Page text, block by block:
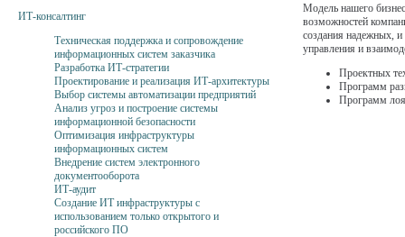
ИТ-консалтинг
Техническая поддержка и сопровождение
информационных систем заказчика
Разработка ИТ-стратегии
Проектирование и реализация ИТ-архитектуры
Выбор системы автоматизации предприятий
Анализ угроз и построение системы
информационной безопасности
Оптимизация инфраструктуры
информационных систем
Внедрение систем электронного
документооборота
ИТ-аудит
Создание ИТ инфраструктуры с
использованием только открытого и
российского ПО
Модель нашего
возможностей
создания надежных,
управления и
Проектных
Программ
Программ